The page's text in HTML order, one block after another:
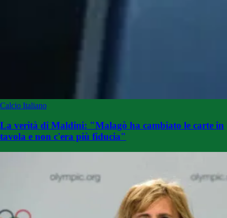
Calcio Italiano
La verità di Maldini: "Malagò ha cambiato le carte in
tavola e non c'era più fiducia"